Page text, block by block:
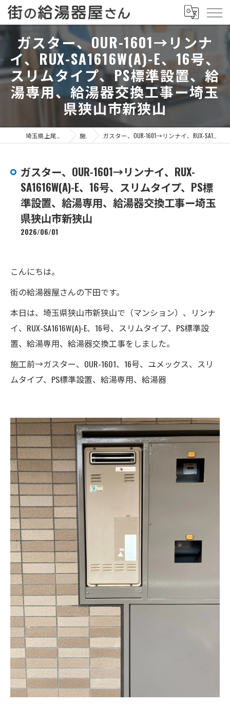
ガスター、OUR-1601→リンナ
イ、RUX-SA1616W(A)-E、16号、
スリムタイプ、PS標準設置、給
湯専用、給湯器交換工事ー埼玉
県狭山市新狭山
施工事例 ガスター、OUR-1601→リンナイ、RUX-SA1616W(A)-E、16号、スリムタイプ、PS標準設置、給湯専用、給湯器交換工事ー埼玉県狭山市新狭山
ガスター、OUR-1601→リンナイ、RUX-
SA1616W(A)-E、16号、スリムタイプ、PS標
準設置、給湯専用、給湯器交換工事ー埼玉
県狭山市新狭山
2026/06/01
こんにちは。
街の給湯器屋さんの下田です。
本日は、埼玉県狭山市新狭山で（マンション）、リンナ
イ、RUX-SA1616W(A)-E、16号、スリムタイプ、PS標準設
置、給湯専用、給湯器交換工事をしました。
施工前→ガスター、OUR-1601、16号、ユメックス、スリ
ムタイプ、PS標準設置、給湯専用、給湯器